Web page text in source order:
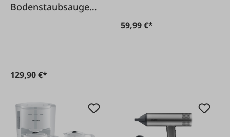
Bodenstaubsauger
129,90 €*
59,99 €*